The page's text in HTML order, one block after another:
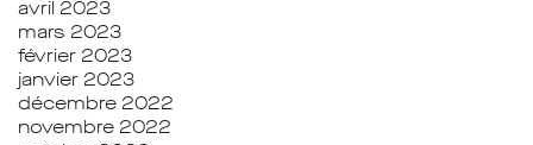
avril 2023
mars 2023
février 2023
janvier 2023
décembre 2022
novembre 2022